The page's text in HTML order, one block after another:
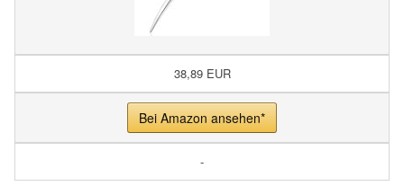
38,89 EUR
Bei Amazon ansehen*
-